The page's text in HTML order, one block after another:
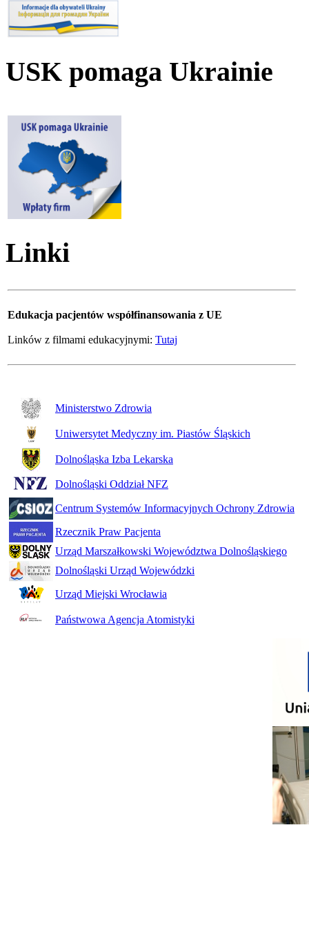
USK pomaga Ukrainie
Linki
Edukacja pacjentów współfinansowania z UE
Linków z filmami edukacyjnymi: Tutaj
Ministerstwo Zdrowia
Uniwersytet Medyczny im. Piastów Śląskich
Dolnośląska Izba Lekarska
Dolnośląski Oddział NFZ
Centrum Systemów Informacyjnych Ochrony Zdrowia
Rzecznik Praw Pacjenta
Urząd Marszałkowski Województwa Dolnośląskiego
Dolnośląski Urząd Wojewódzki
Urząd Miejski Wrocławia
Państwowa Agencja Atomistyki